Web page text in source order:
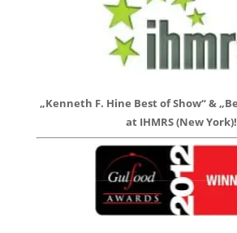
„Kenneth F. Hine Best of Show“ &
at IHMRS (New York)!